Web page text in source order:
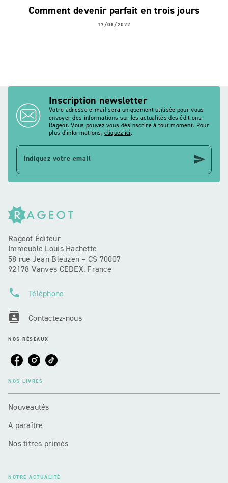
Comment devenir parfait en trois jours
17/08/2022
Inscription newsletter
Votre adresse e-mail sera uniquement utilisée pour vous
envoyer des informations sur les actualités des éditions
Rageot. Vous pouvez vous désinscrire à tout moment. Pour
plus d’informations,cliquez ici.
Indiquez votre email send
Rageot Éditeur
Immeuble Louis Hachette
58 rue Jean Bleuzen – CS 70007
92178 Vanves CEDEX, France
phone Téléphone
contacts Contactez-nous
NOS RÉSEAUX
NOS LIVRES
Nouveautés
A paraître
Nos titres primés
NOTRE ACTUALITÉ